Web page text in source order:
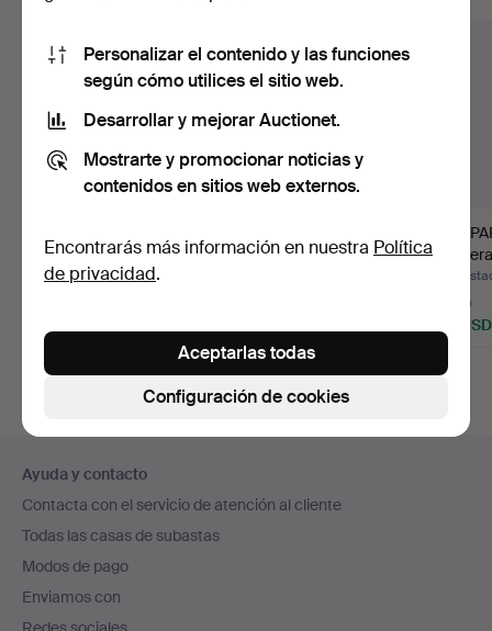
par Markslöjd.
Subastado 7 ago 2026
metal/vidrio mediados
1 puja
32 USD
en
el
pie
de
página
Ayuda y contacto
Contacta con el servicio de atención al cliente
Todas las casas de subastas
Modos de pago
Enviamos con
Personalizar el contenido y las funciones
según cómo utilices el sitio web.
Desarrollar y mejorar Auctionet.
Mostrarte y promocionar noticias y
contenidos en sitios web externos.
Encontrarás más información en nuestra Política
de privacidad.
Configuración de cookies
Aceptarlas todas